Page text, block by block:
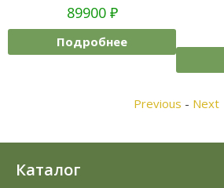
85500
Подробнее
Previous - Next
Каталог